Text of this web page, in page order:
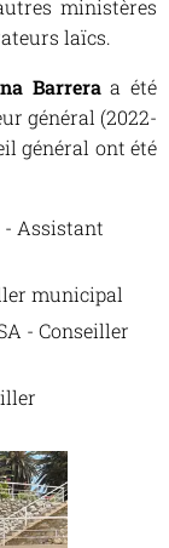
ministères
laïcs.
Barreraa été
général (2022-
général ont été
- Assistant
municipal
- Conseiller